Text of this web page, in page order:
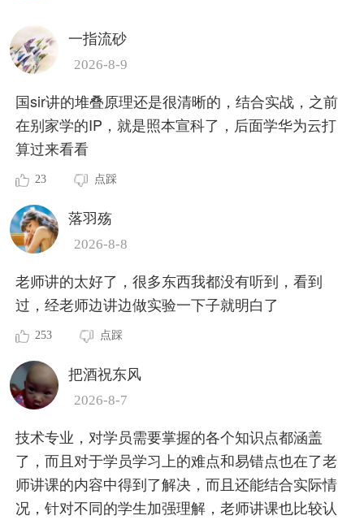
一指流砂
2026-8-9
国sir讲的堆叠原理还是很清晰的，结合实战，之前
在别家学的IP，就是照本宣科了，后面学华为云打
算过来看看
23 点踩
落羽殇
2026-8-8
老师讲的太好了，很多东西我都没有听到，看到
过，经老师边讲边做实验一下子就明白了
253 点踩
把酒祝东风
2026-8-7
技术专业，对学员需要掌握的各个知识点都涵盖
了，而且对于学员学习上的难点和易错点也在了老
师讲课的内容中得到了解决，而且还能结合实际情
况，针对不同的学生加强理解，老师讲课也比较认